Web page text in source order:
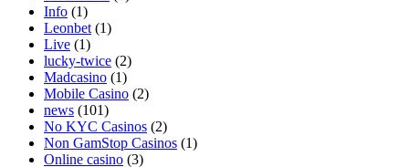
Info (1)
Leonbet (1)
Live (1)
lucky-twice (2)
Madcasino (1)
Mobile Casino (2)
news (101)
No KYC Casinos (2)
Non GamStop Casinos (1)
Online casino (3)